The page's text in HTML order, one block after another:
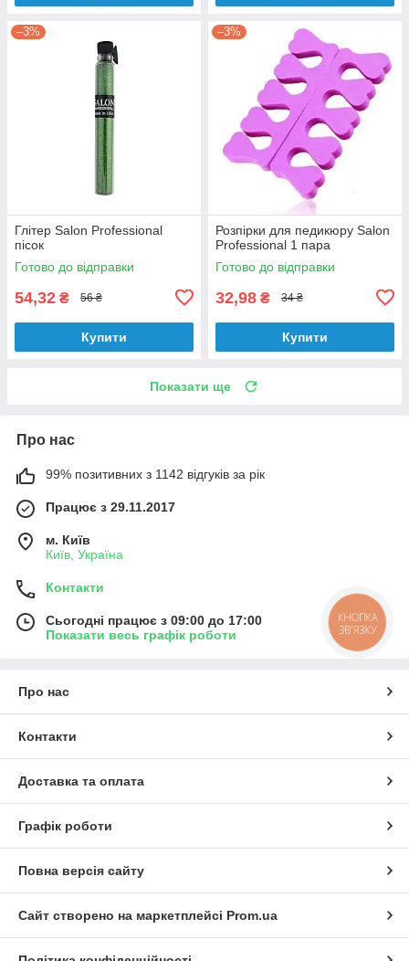
–3%
Глітер Salon Professional
пісок
Готово до відправки
54,32 ₴ 56 ₴
Купити
–3%
Розпірки для педикюру Salon
Professional 1 пара
Готово до відправки
32,98 ₴ 34 ₴
Купити
Показати ще
Про нас
99% позитивних з 1142 відгуків за рік
Працює з 29.11.2017
м. Київ
Київ, Україна
Контакти
Сьогодні працює з 09:00 до 17:00
Показати весь графік роботи
Про нас
Контакти
Доставка та оплата
Графік роботи
Повна версія сайту
Сайт створено на маркетплейсі Prom.ua
КНОПКА
ЗВ'ЯЗКУ